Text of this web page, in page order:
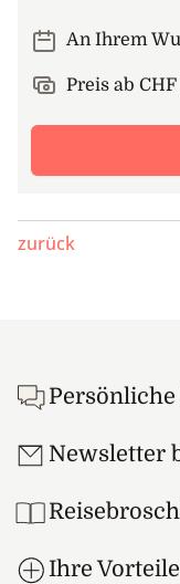
An Ihrem
Preis ab CHF
zurück
Newsletter
Ihre Vorteile